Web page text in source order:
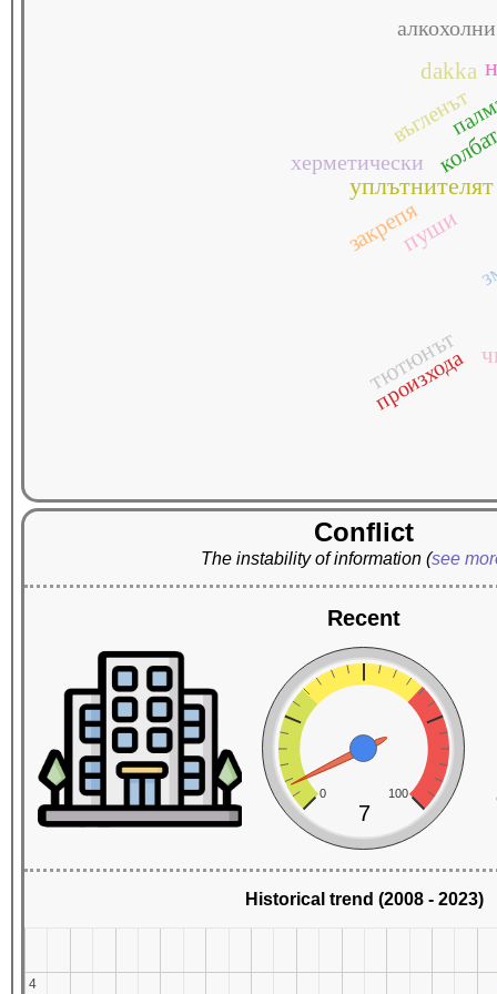
пуши
тютюнът
уплътнителят
dakka
закрепя
алкохолни
въгленът
произхода
херметически
Conflict
The instability of information (see
Recent
0 100
7
Historical trend (2008 - 2023)
4
4